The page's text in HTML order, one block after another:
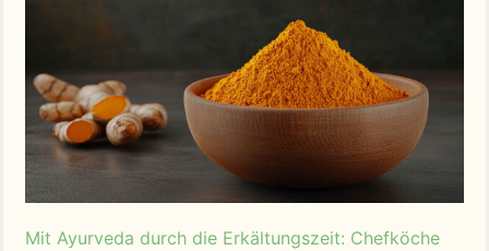
Mit Ayurveda durch die Erkältungszeit: Chefköche